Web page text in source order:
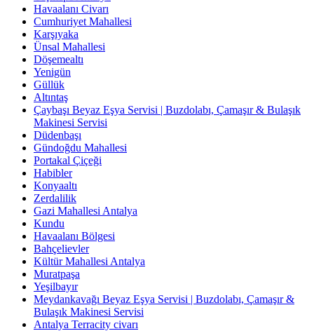
Havaalanı Civarı
Cumhuriyet Mahallesi
Karşıyaka
Ünsal Mahallesi
Döşemealtı
Yenigün
Güllük
Altıntaş
Çaybaşı Beyaz Eşya Servisi | Buzdolabı, Çamaşır & Bulaşık
Makinesi Servisi
Düdenbaşı
Gündoğdu Mahallesi
Portakal Çiçeği
Habibler
Konyaaltı
Zerdalilik
Gazi Mahallesi Antalya
Kundu
Havaalanı Bölgesi
Bahçelievler
Kültür Mahallesi Antalya
Muratpaşa
Yeşilbayır
Meydankavağı Beyaz Eşya Servisi | Buzdolabı, Çamaşır &
Bulaşık Makinesi Servisi
Antalya Terracity civarı